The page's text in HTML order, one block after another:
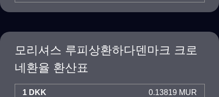
모리셔스 루피상환하다덴마크 크로
네환율 환산표
1 DKK 0.13819 MUR